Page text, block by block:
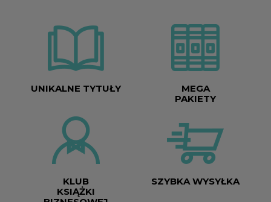
UNIKALNE TYTUŁY
MEGA
PAKIETY
KLUB
KSIĄŻKI
SZYBKA WYSYŁKA